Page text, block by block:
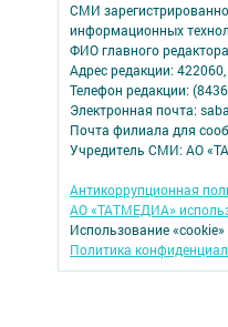
СМИ
информационных
ФИО главного
Адрес редакции:
Телефон редакции:
Электронная почта:
Почта филиала для
Учредитель СМИ: АО
Антикоррупционная
АО «ТАТМЕДИА»
Использование
Политика